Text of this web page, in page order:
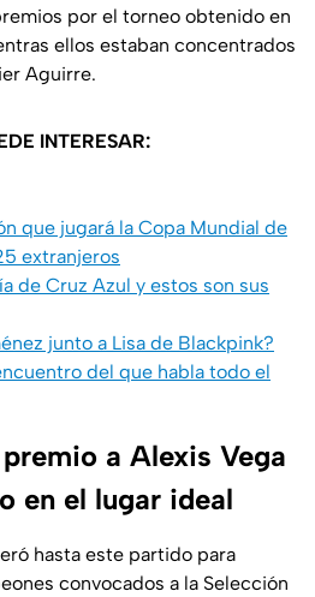
por el torneo obtenido en
ellos estaban concentrados
Aguirre.
INTERESAR:
que jugará la Copa Mundial de
extranjeros
de Cruz Azul y estos son sus
junto a Lisa de Blackpink?
del que habla todo el
a Alexis Vega
en el lugar ideal
hasta este partido para
convocados a la Selección